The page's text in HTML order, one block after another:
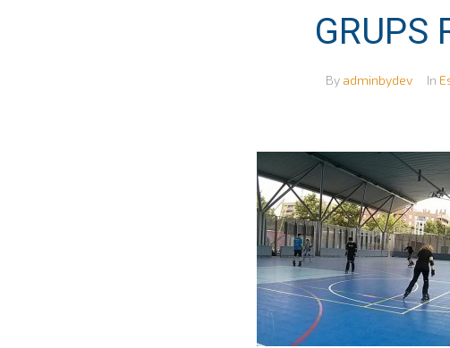
GRUPS
By adminbydev In